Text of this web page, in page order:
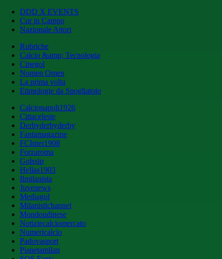
DDD X EVENTS
Cur in Campo
Nazionale Attori
Rubriche
Calcio &amp; Tecnologia
Cinegol
Nomen Omen
La prima volta
Etimologie da Spogliatoio
Calcionapoli1926
Cittaceleste
Derbyderbyderby
Fantamagazine
FCInter1908
Forzaroma
Golssip
Hellas1903
Ilmilanista
Juvenews
Mediagol
Milanistichannel
Mondoudinese
Notiziecalciomercato
Numericalcio
Padovasport
Pianetamilan